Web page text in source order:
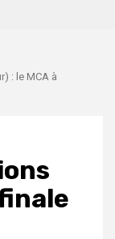
: le MCA à